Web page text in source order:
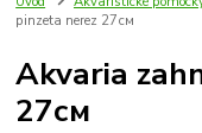
pinzeta nerez 27см
Akvaria
27см